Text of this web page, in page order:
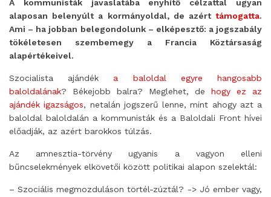
A kommunisták javaslatába enyhítő célzattal ugyan
alaposan belenyúlt a kormányoldal, de azért támogatta.
Ami – ha jobban belegondolunk – elképesztő: a jogszabály
tökéletesen szembemegy a Francia Köztársaság
alapértékeivel.
Szocialista ajándék a baloldal egyre hangosabb
baloldalának? Békejobb balra? Meglehet, de hogy ez az
ajándék igazságos, netalán jogszerű lenne, mint ahogy azt a
baloldal baloldalán a kommunisták és a Baloldali Front hívei
előadják, az azért barokkos túlzás.
Az amnesztia-törvény ugyanis a vagyon elleni
bűncselekmények elkövetői között politikai alapon szelektál:
– Szociális megmozduláson törtél-zúztál? -> Jó ember vagy,